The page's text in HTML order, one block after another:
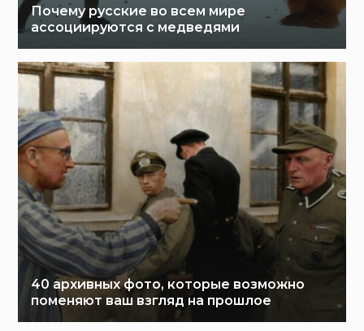
Почему русские во всем мире
ассоциируются с медведями
40 архивных фото, которые возможно
поменяют ваш взгляд на прошлое